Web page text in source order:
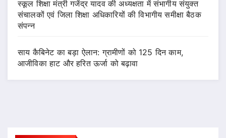
स्कूल शिक्षा मंत्री गजेंद्र यादव की अध्यक्षता में संभागीय संयुक्त
संचालकों एवं जिला शिक्षा अधिकारियों की विभागीय समीक्षा बैठक
संपन्न
साय कैबिनेट का बड़ा ऐलान: ग्रामीणों को 125 दिन काम,
आजीविका हाट और हरित ऊर्जा को बढ़ावा